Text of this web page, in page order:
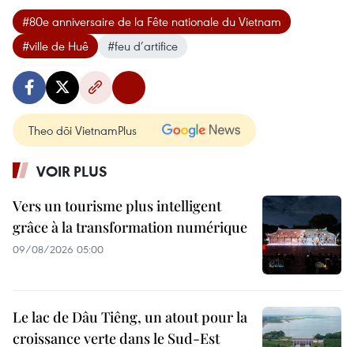
#80e anniversaire de la Fête nationale du Vietnam
#ville de Huê
#feu d’artifice
Theo dõi VietnamPlus
VOIR PLUS
Vers un tourisme plus intelligent
grâce à la transformation numérique
09/08/2026 05:00
Le lac de Dâu Tiêng, un atout pour la
croissance verte dans le Sud-Est